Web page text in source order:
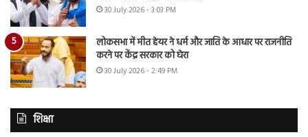
30 July 2026 - 3:03 PM
लोकसभा में मीत हेयर ने धर्म और जाति के आधार पर राजनीति
करने पर केंद्र सरकार को घेरा
30 July 2026 - 2:49 PM
शिक्षा